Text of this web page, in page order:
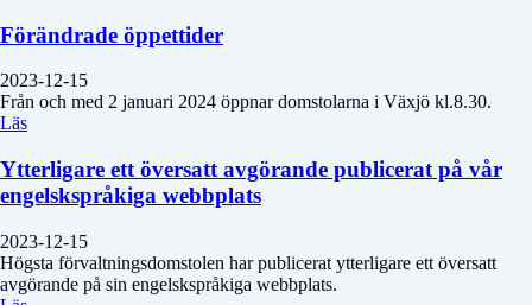
Förändrade öppettider
2023-12-15
Från och med 2 januari 2024 öppnar domstolarna i Växjö kl.8.30.
Läs
Ytterligare ett översatt avgörande publicerat på vår
engelskspråkiga webbplats
2023-12-15
Högsta förvaltningsdomstolen har publicerat ytterligare ett översatt
avgörande på sin engelskspråkiga webbplats.